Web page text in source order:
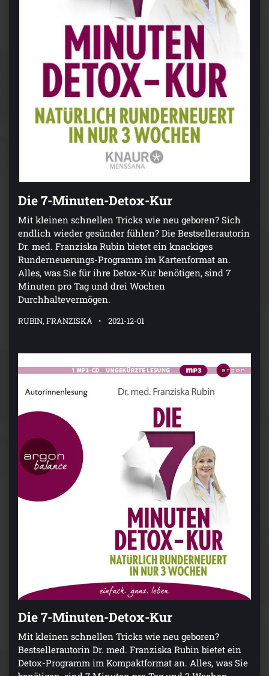
Die 7-Minuten-Detox-Kur
Mit kleinen schnellen Tricks wie neu geboren? Sich
endlich wieder gesünder fühlen? Die Bestsellerautorin
Dr. med. Franziska Rubin bietet ein knackiges
Runderneuerungs-Programm im Kartenformat an.
Alles, was Sie für ihre Detox-Kur benötigen, sind 7
Minuten pro Tag und drei Wochen
Durchhaltevermögen.
RUBIN, FRANZISKA 2021-12-01
Die 7-Minuten-Detox-Kur
Mit kleinen schnellen Tricks wie neu geboren?
Bestsellerautorin Dr. med. Franziska Rubin bietet ein
Detox-Programm im Kompaktformat an. Alles, was Sie
benötigen, sind 7 Minuten pro Tag und 3 Wochen